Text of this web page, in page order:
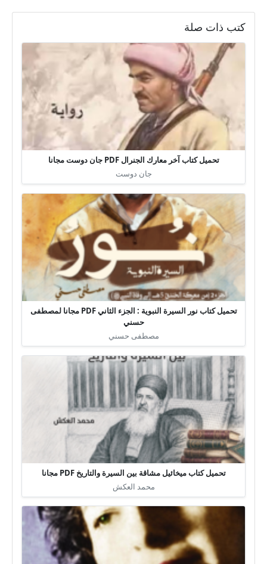
كتب ذات صلة
تحميل كتاب آخر معارك الجنرال PDF جان دوست مجانا
جان دوست
تحميل كتاب نور السيرة النبوية : الجزء الثاني PDF مجانا لمصطفى
حسني
مصطفى حسني
تحميل كتاب ميخائيل مشاقة بين السيرة والتاريخ PDF مجانا
محمد العكش